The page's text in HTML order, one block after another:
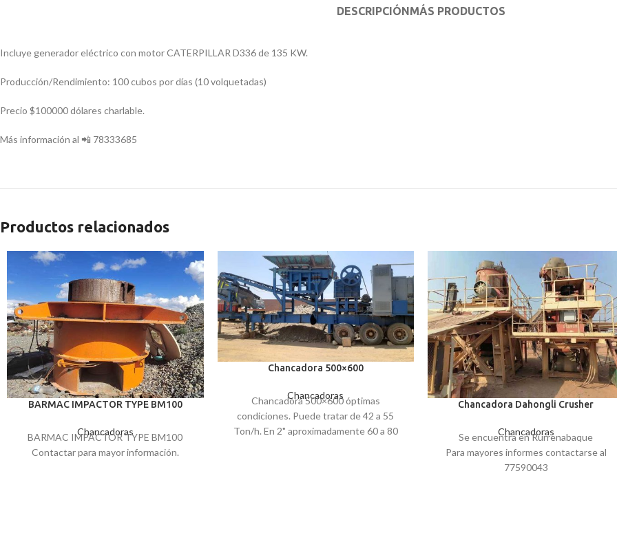
DESCRIPCIÓN MÁS PRODUCTOS
Incluye generador eléctrico con motor CATERPILLAR D336 de 135 KW.
Producción/Rendimiento: 100 cubos por días (10 volquetadas)
Precio $100000 dólares charlable.
Más información al 📲 78333685
Productos relacionados
BARMAC IMPACTOR TYPE BM100
Chancadoras
BARMAC IMPACTOR TYPE BM100
Contactar para mayor información.
Chancadora 500×600
Chancadoras
Chancadora 500×600 óptimas
condiciones. Puede tratar de 42 a 55
Ton/h. En 2" aproximadamente 60 a 80
Chancadora Dahongli Crusher
Chancadoras
Se encuentra en Rurrenabaque
Para mayores informes contactarse al
77590043